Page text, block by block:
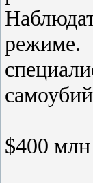
режиме.
$400